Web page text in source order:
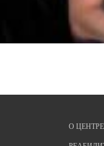
О ЦЕНТРЕ